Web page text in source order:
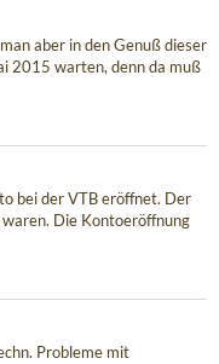
aber in den Genuß dieser
2015 warten, denn da muß
bei der VTB eröffnet. Der
Die Kontoeröffnung
Probleme mit